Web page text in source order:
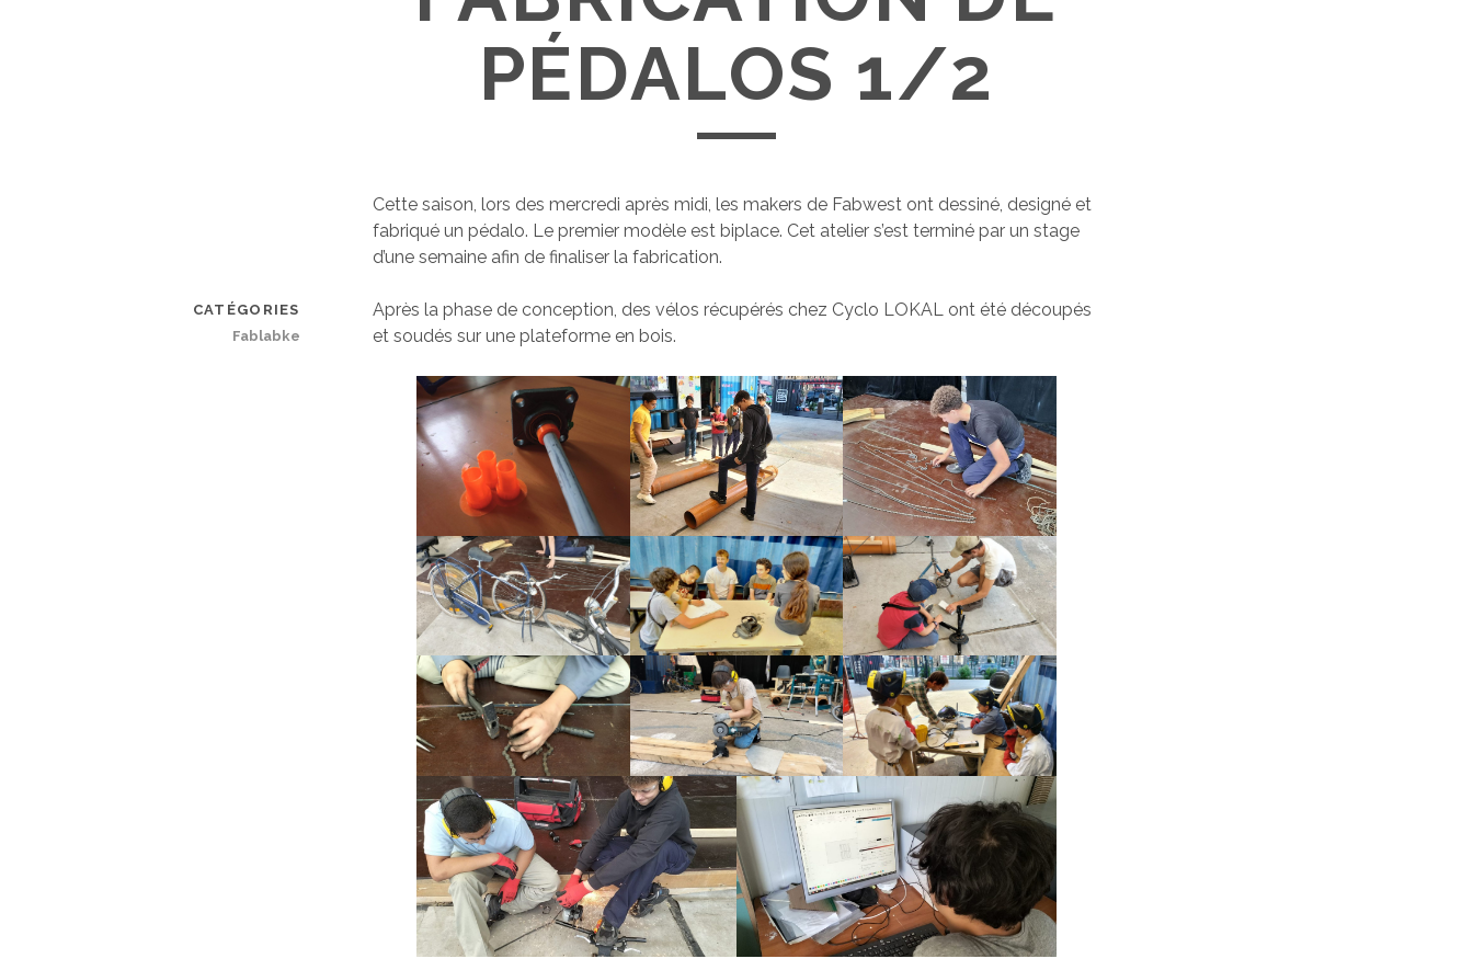
PÉDALOS 1/2
Cette saison, lors des mercredi après midi, les makers de Fabwest ont dessiné, designé et
fabriqué un pédalo. Le premier modèle est biplace. Cet atelier s’est terminé par un stage
d’une semaine afin de finaliser la fabrication.
Après la phase de conception, des vélos récupérés chez Cyclo LOKAL ont été découpés
et soudés sur une plateforme en bois.
CATÉGORIES
Fablabke